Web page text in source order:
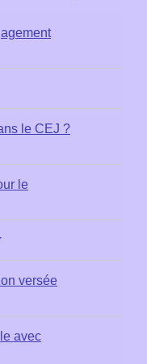
le CEJ ?
le
versée
avec